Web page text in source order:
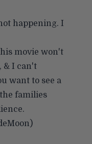
happening. I
movie won't
& I can't
want to see a
families